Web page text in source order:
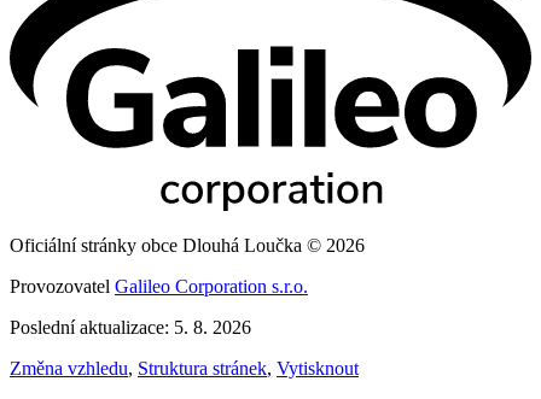
Oficiální stránky obce Dlouhá Loučka © 2026
Provozovatel Galileo Corporation s.r.o.
Poslední aktualizace: 5. 8. 2026
Změna vzhledu, Struktura stránek, Vytisknout